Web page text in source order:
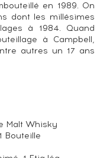
en 1989. On
dont les millésimes
à 1984. Quand
à Campbell,
autres un 17 ans
Malt Whisky
Bouteille